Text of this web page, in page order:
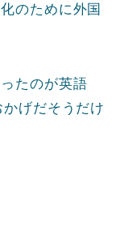
のために外国
たのが英語
げだそうだけ